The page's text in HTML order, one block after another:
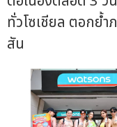
ทั่วโซเชียล ตอกย้
สัน